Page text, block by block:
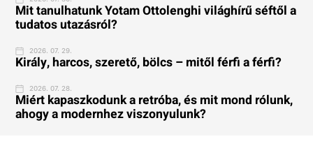
Mit tanulhatunk Yotam Ottolenghi világhírű séftől a
tudatos utazásról?
2026. 07. 29.
Király, harcos, szerető, bölcs – mitől férfi a férfi?
2026. 07. 28.
Miért kapaszkodunk a retróba, és mit mond rólunk,
ahogy a modernhez viszonyulunk?